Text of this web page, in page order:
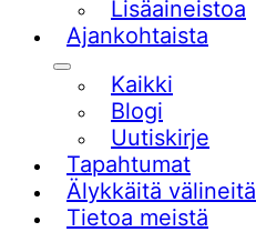
Lisäaineistoa
Ajankohtaista
AlavalikkoKaikki
Blogi
Uutiskirje
Tapahtumat
Älykkäitä välineitä
Tietoa meistä